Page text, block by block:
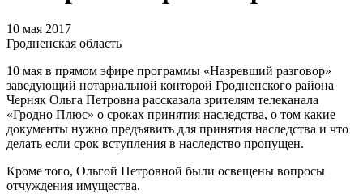
10 мая 2017
Гродненская область
10 мая в прямом эфире программы «Назревший разговор»
заведующий нотариальной конторой Гродненского района
Черняк Ольга Петровна рассказала зрителям телеканала
«Гродно Плюс» о сроках принятия наследства, о том какие
документы нужно предъявить для принятия наследства и что
делать если срок вступления в наследство пропущен.
Кроме того, Ольгой Петровной были освещены вопросы
отчуждения имущества.